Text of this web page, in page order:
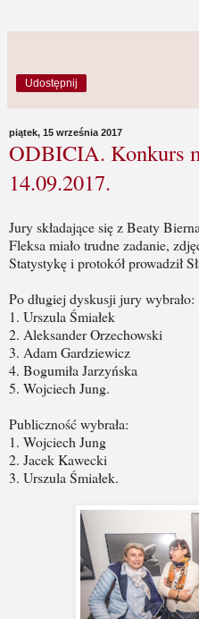
Udostępnij
piątek, 15 września 2017
ODBICIA. Konkurs
14.09.2017.
Jury składające się z Beaty
Fleksa miało trudne zadanie,
Statystykę i protokół prowadził
Po długiej dyskusji jury wybrało:
1. Urszula Śmiałek
2. Aleksander Orzechowski
3. Adam Gardziewicz
4. Bogumiła Jarzyńska
5. Wojciech Jung.
Publiczność wybrała:
1. Wojciech Jung
2. Jacek Kawecki
3. Urszula Śmiałek.